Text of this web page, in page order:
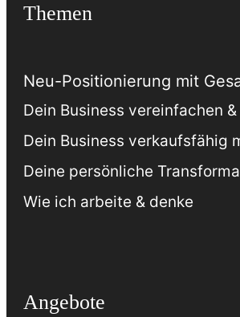
Themen
Neu-Positionierung mit
Dein Business vereinfachen
Dein Business verkaufsfähig
Deine persönliche
Wie ich arbeite & denke
Angebote